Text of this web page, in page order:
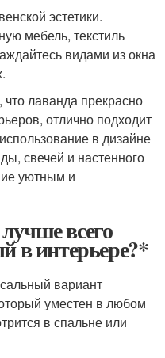
эстетики.
мебель, текстиль
видами из окна
лаванда прекрасно
отлично подходит
в дизайне
свечей и настенного
уютным и
всего
в интерьере?*
вариант
уместен в любом
в спальне или